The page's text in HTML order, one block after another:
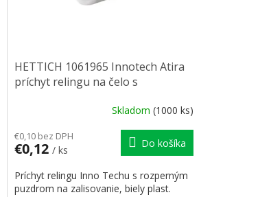
HETTICH 1061965 Innotech Atira
príchyt relingu na čelo s
Skladom (1000 ks)
€0,10 bez DPH
€0,12 / ks
Do košíka
Príchyt relingu Inno Techu s rozperným
puzdrom na zalisovanie, biely plast.